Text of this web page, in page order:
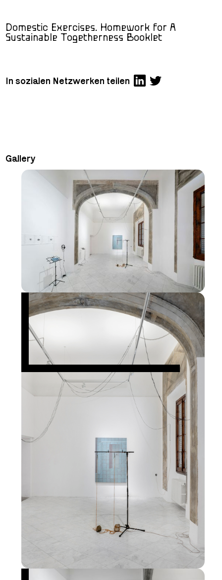
Domestic Exercises. Homework for A
Sustainable Togetherness Booklet
In sozialen Netzwerken teilen
Gallery